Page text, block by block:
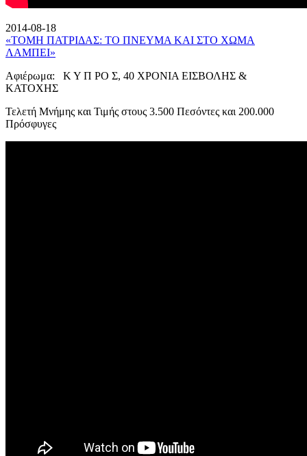
2014-08-18
«ΤΟΜΗ ΠΑΤΡΙΔΑΣ: ΤΟ ΠΝΕΥΜΑ ΚΑΙ ΣΤΟ ΧΩΜΑ
ΛΑΜΠΕΙ»
Αφιέρωμα: Κ Υ Π ΡΟ Σ, 40 ΧΡΟΝΙΑ ΕΙΣΒΟΛΗΣ &
ΚΑΤΟΧΗΣ
Τελετή Μνήμης και Τιμής στους 3.500 Πεσόντες και 200.000
Πρόσφυγες